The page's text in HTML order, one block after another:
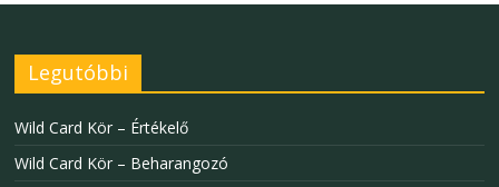
Legutóbbi
Wild Card Kör – Értékelő
Wild Card Kör – Beharangozó